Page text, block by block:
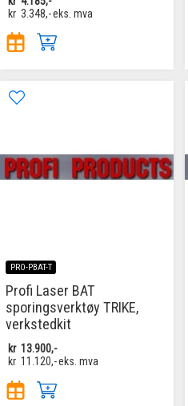
kr 3.348,-eks. mva
PRO-PBAT-T
Profi Laser BAT
sporingsverktøy TRIKE,
verkstedkit
kr 13.900,-
kr 11.120,-eks. mva